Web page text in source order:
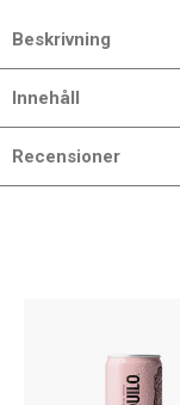
Beskrivning
Innehåll
Recensioner